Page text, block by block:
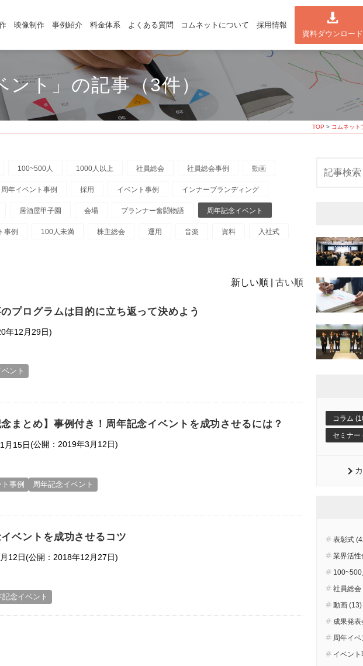
映像制作 事例紹介 料金体系 よくある質問 コムネットについて
採用情報
資料ダウンロード
ント」の記事（3件）
TOP > コムネット
100~500人 1000人以上 社員総会 社員総会事例 動画
周年イベント事例 採用 イベント事例 インナーブランディング
居酒屋甲子園 会場 プランナー奮闘物語 周年記念イベント
事例 100人未満 株主総会 運用 音楽 資料 入社式
新しい順 | 古い順
プログラムは目的に立ち返って決めよう
年12月29日)
ント
念まとめ】事例付き！周年記念イベントを成功させるには？
月15日(公開：2019年3月12日)
ト事例 周年記念イベント
ベントを成功させるコツ
12日(公開：2018年12月27日)
記念イベント
コラム
セミナー
表彰式
業界活
社員総会
動画 (13)
成果発
周年イ
イベン